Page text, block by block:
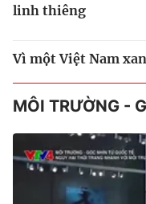
linh thiêng
Vì một Việt Nam
MÔI TRƯỜNG -